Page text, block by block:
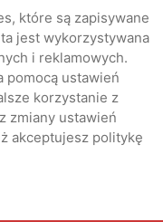
które są zapisywane
jest wykorzystywana
i reklamowych.
pomocą ustawień
korzystanie z
zmiany ustawień
akceptujesz politykę